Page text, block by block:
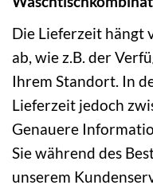
Die Lieferzeit hängt
ab, wie z.B. der
Ihrem Standort. In
Lieferzeit jedoch
Genauere
Sie während des
unserem